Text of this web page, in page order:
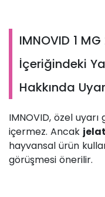
IMNOVID 1 MG
İçeriğindeki
Hakkında
IMNOVID, özel
içermez. Ancak
hayvansal ürün
görüşmesi önerilir.